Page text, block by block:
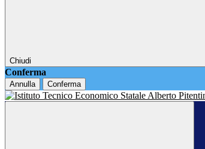
Chiudi
Conferma
Annulla Conferma